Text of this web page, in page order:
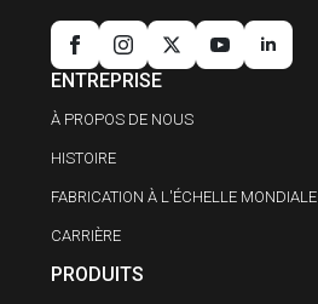
ENTREPRISE
À PROPOS DE NOUS
HISTOIRE
FABRICATION À L'ÉCHELLE MONDIALE
CARRIÈRE
PRODUITS